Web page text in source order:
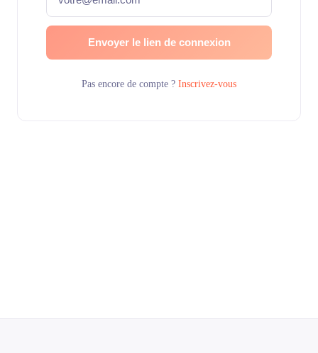
Envoyer le lien de connexion
Pas encore de compte ? Inscrivez-vous